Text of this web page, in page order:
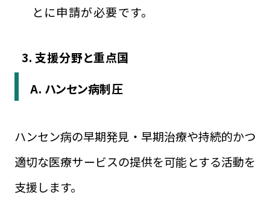
とに申請が必要です。
3. 支援分野と重点国
A. ハンセン病制圧
ハンセン病の早期発見・早期治療や持続的かつ
適切な医療サービスの提供を可能とする活動を
支援します。